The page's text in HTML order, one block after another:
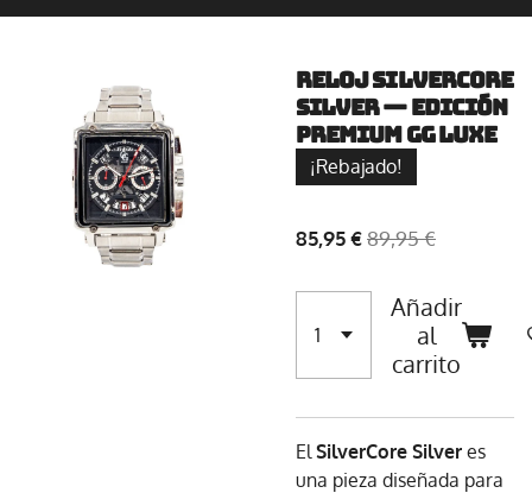
Reloj SilverCore
Silver — Edición
Premium GG Luxe
¡Rebajado!
85,95 €89,95 €
Añadir
al
carrito
ElSilverCore Silver es
una pieza diseñada para